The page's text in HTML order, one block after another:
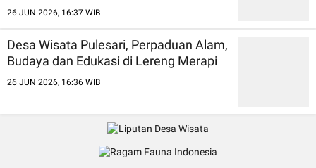
26 JUN 2026, 16:37 WIB
Desa Wisata Pulesari, Perpaduan Alam,
Budaya dan Edukasi di Lereng Merapi
26 JUN 2026, 16:36 WIB